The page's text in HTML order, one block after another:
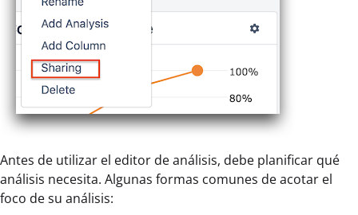
Antes de utilizar el editor de análisis, debe planificar qué
análisis necesita. Algunas formas comunes de acotar el
foco de su análisis: